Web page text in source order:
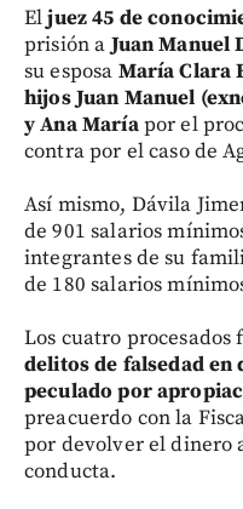
Eljuez 45 de
prisión aJuan Manuel
su esposa María Clara
hijos Juan Manuel
y Ana Maríapor el
contra por el caso de
Así mismo, Dávila
de 901 salarios
integrantes de su
de 180 salarios
Los cuatro procesados
delitos de falsedad
peculado por
preacuerdo con la
por devolver el dinero
conducta.